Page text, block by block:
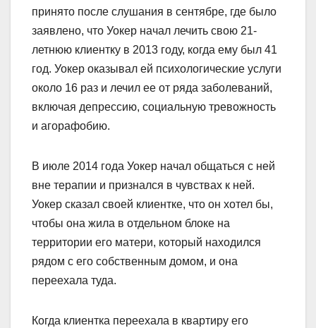
принято после слушания в сентябре, где было
заявлено, что Уокер начал лечить свою 21-
летнюю клиентку в 2013 году, когда ему был 41
год. Уокер оказывал ей психологические услуги
около 16 раз и лечил ее от ряда заболеваний,
включая депрессию, социальную тревожность
и агорафобию.
В июле 2014 года Уокер начал общаться с ней
вне терапии и признался в чувствах к ней.
Уокер сказал своей клиентке, что он хотел бы,
чтобы она жила в отдельном блоке на
территории его матери, который находился
рядом с его собственным домом, и она
переехала туда.
Когда клиентка переехала в квартиру его